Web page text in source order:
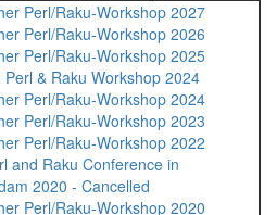
Perl/Raku-Workshop 2027
Perl/Raku-Workshop 2026
Perl/Raku-Workshop 2025
Perl & Raku Workshop 2024
Perl/Raku-Workshop 2024
Perl/Raku-Workshop 2023
Perl/Raku-Workshop 2022
and Raku Conference in
2020 - Cancelled
Perl/Raku-Workshop 2020